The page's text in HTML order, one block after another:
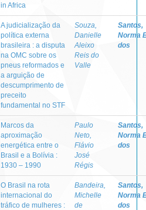
in Africa
A judicialização da
política externa
brasileira : a disputa
na OMC sobre os
pneus reformados e
a arguição de
descumprimento de
preceito
fundamental no STF
Souza,
Danielle
Aleixo
Reis do
Valle
Santos,
Norma
dos
Marcos da
aproximação
energética entre o
Brasil e a Bolívia :
1930 – 1990
Paulo
Neto,
Flávio
José
Régis
Santos,
Norma
dos
O Brasil na rota
internacional do
tráfico de mulheres :
Bandeira,
Michelle
de
Santos,
Norma
dos